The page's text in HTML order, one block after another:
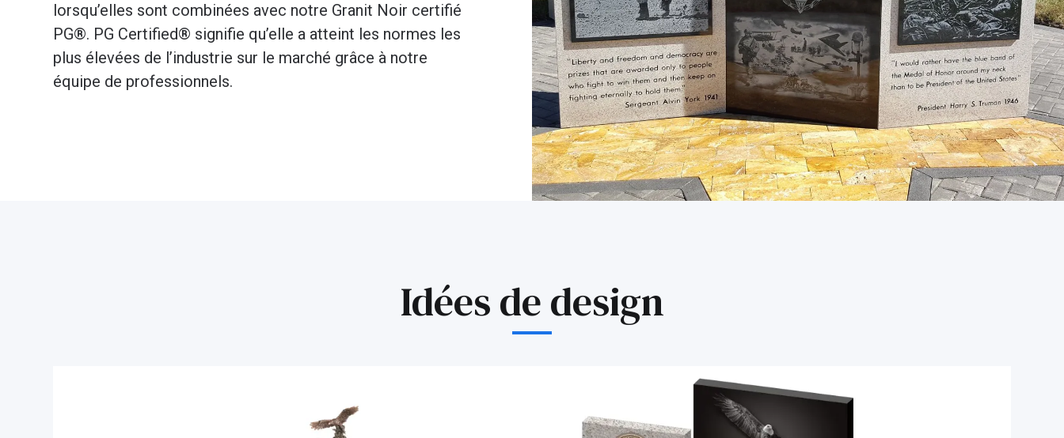
lorsqu’elles sont combinées avec notre Granit Noir certifié
PG®. PG Certified® signifie qu’elle a atteint les normes les
plus élevées de l’industrie sur le marché grâce à notre
équipe de professionnels.
Idées de design